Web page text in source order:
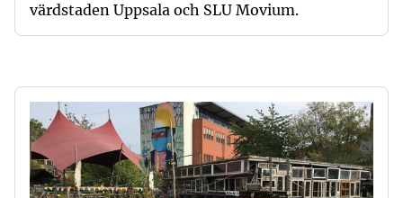
värdstaden Uppsala och SLU Movium.